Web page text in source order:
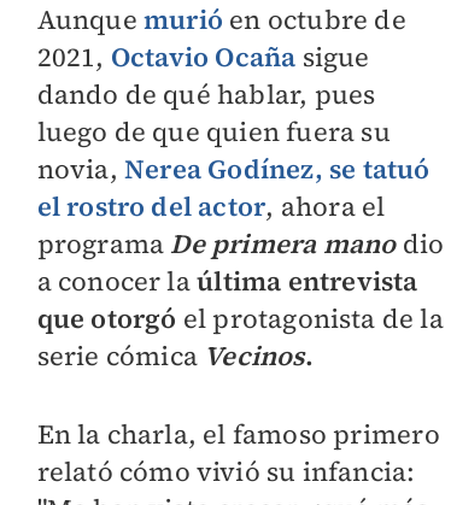
Aunque murió en octubre de
2021, Octavio Ocaña sigue
dando de qué hablar, pues
luego de que quien fuera su
novia, Nerea Godínez, se tatuó
el rostro del actor, ahora el
programa De primera manodio
a conocer laúltima entrevista
que otorgó el protagonista de la
serie cómica Vecinos.
En la charla, el famoso primero
relató cómo vivió su infancia: